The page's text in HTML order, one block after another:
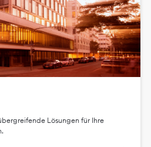
Lösungen für Ihre